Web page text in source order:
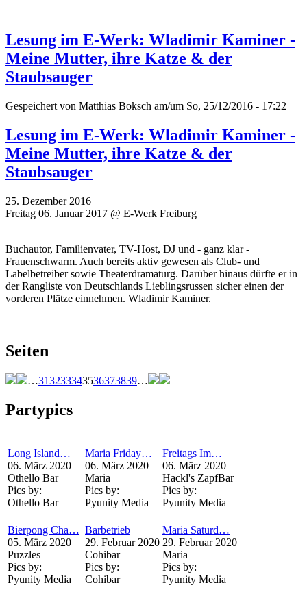
Lesung im E-Werk: Wladimir Kaminer -
Meine Mutter, ihre Katze & der
Staubsauger
Gespeichert von Matthias Boksch am/um So, 25/12/2016 - 17:22
Lesung im E-Werk: Wladimir Kaminer -
Meine Mutter, ihre Katze & der
Staubsauger
25. Dezember 2016
Freitag 06. Januar 2017 @ E-Werk Freiburg
Buchautor, Familienvater, TV-Host, DJ und - ganz klar -
Frauenschwarm. Auch bereits aktiv gewesen als Club- und
Labelbetreiber sowie Theaterdramaturg. Darüber hinaus dürfte er in
der Rangliste von Deutschlands Lieblingsrussen sicher einen der
vorderen Plätze einnehmen. Wladimir Kaminer.
Seiten
…313233343536373839…
Partypics
Long Island…
06. März 2020
Othello Bar
Pics by:
Othello Bar
Maria Friday…
06. März 2020
Maria
Pics by:
Pyunity Media
Freitags Im…
06. März 2020
Hackl's ZapfBar
Pics by:
Pyunity Media
Bierpong Cha…
05. März 2020
Puzzles
Pics by:
Pyunity Media
Barbetrieb
29. Februar 2020
Cohibar
Pics by:
Cohibar
Maria Saturd…
29. Februar 2020
Maria
Pics by:
Pyunity Media